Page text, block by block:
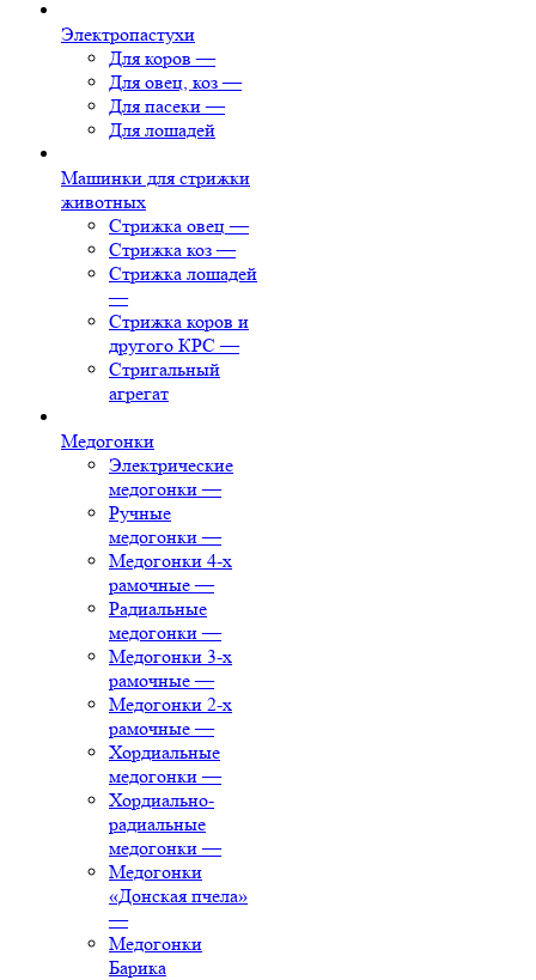
Электропастухи
Для коров —
Для овец, коз —
Для пасеки —
Для лошадей
Машинки для стрижки
животных
Стрижка овец —
Стрижка коз —
Стрижка лошадей
—
Стрижка коров и
другого КРС —
Стригальный
агрегат
Медогонки
Электрические
медогонки —
Ручные
медогонки —
Медогонки 4-х
рамочные —
Радиальные
медогонки —
Медогонки 3-х
рамочные —
Медогонки 2-х
рамочные —
Хордиальные
медогонки —
Хордиально-
радиальные
медогонки —
Медогонки
«Донская пчела»
—
Медогонки
Барика